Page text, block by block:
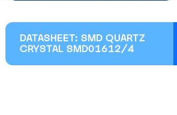
DATASHEET: SMD QUARTZ
CRYSTAL SMD01612/4